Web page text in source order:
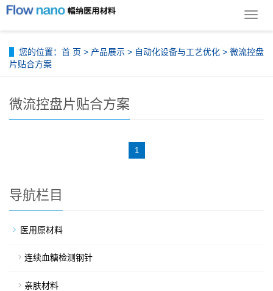
导
单
您的位置： 首 页 > 产品展示 > 自动化设备与工艺优化 > 微流控盘
片贴合方案
微流控盘片贴合方案
1
导航栏目
医用原材料
连续血糖检测钢针
亲肤材料